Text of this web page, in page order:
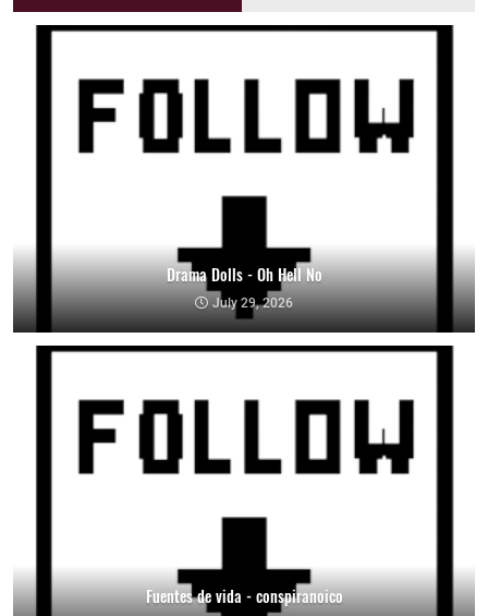
Drama Dolls - Oh Hell No
July 29, 2026
Fuentes de vida - conspiranoico